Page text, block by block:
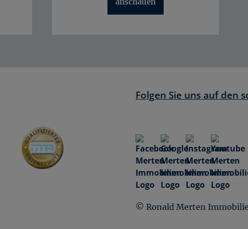
Folgen Sie uns auf den
© Ronald Merten